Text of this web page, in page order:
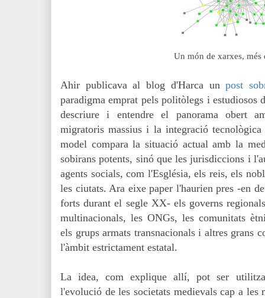
Un món de xarxes, més
Ahir publicava al blog d'Harca unpost
paradigma emprat pels politòlegs i estudiosos
descriure i entendre el panorama obert
migratoris massius i la integració
model compara la situació actual amb la
sobirans potents, sinó que les jurisdiccions i
agents socials, com l'Església, els reis, els
les ciutats. Ara eixe paper l'haurien pres -en
forts durant el segle XX- els governs
multinacionals, les ONGs, les comunitats
els grups armats transnacionals i altres grans
l'àmbit estrictament estatal.
La idea, com explique allí, pot ser
l'evolució de les societats medievals cap a les